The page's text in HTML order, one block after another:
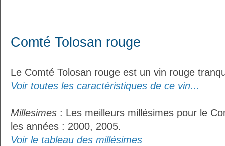
Comté Tolosan rouge
Le Comté Tolosan rouge est un vin rouge
Voir toutes les caractéristiques de ce vin...
Millesimes : Les meilleurs millésimes pour le
les années : 2000, 2005.
Voir le tableau des millésimes